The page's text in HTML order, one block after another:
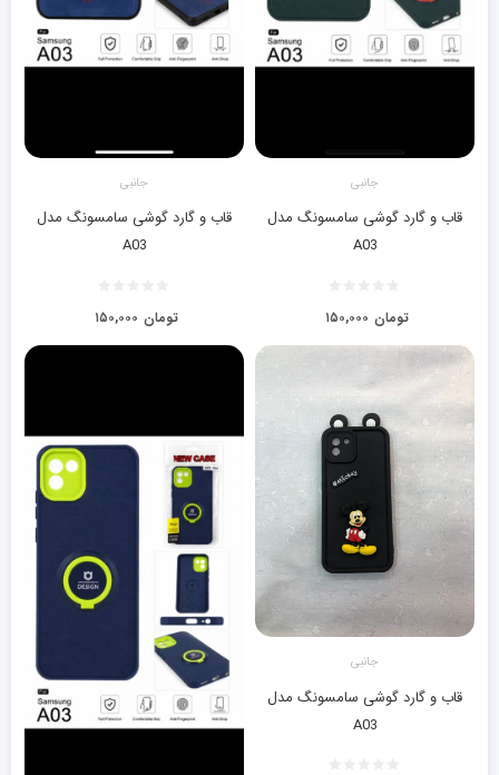
جانبی
قاب و گارد گوشی سامسونگ مدل
A03
۱۵۰,۰۰۰ تومان
جانبی
قاب و گارد گوشی سامسونگ مدل
A03
۱۵۰,۰۰۰ تومان
جانبی
قاب و گارد گوشی سامسونگ مدل
A03